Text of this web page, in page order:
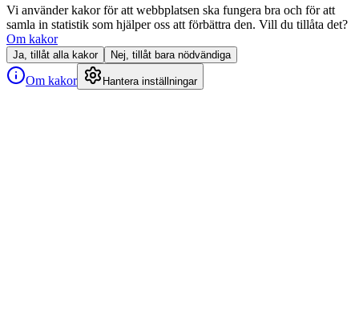
Vi använder kakor för att webbplatsen ska fungera bra och för att
samla in statistik som hjälper oss att förbättra den. Vill du tillåta det?
Om kakor
Ja, tillåt alla kakor Nej, tillåt bara nödvändiga
Om kakor Hantera inställningar